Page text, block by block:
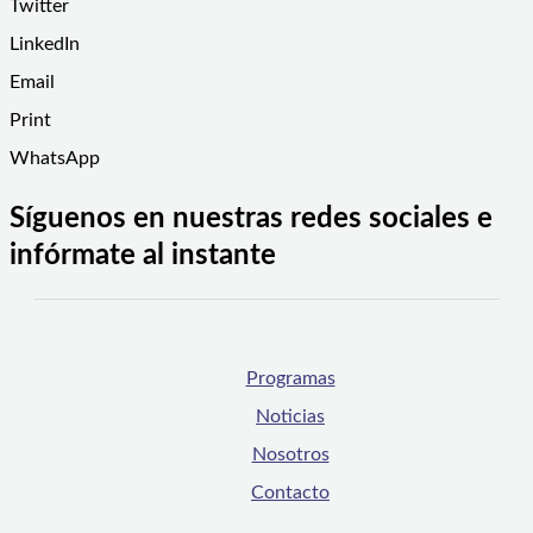
Twitter
LinkedIn
Email
Print
WhatsApp
Síguenos en nuestras redes sociales e
infórmate al instante
Programas
Noticias
Nosotros
Contacto